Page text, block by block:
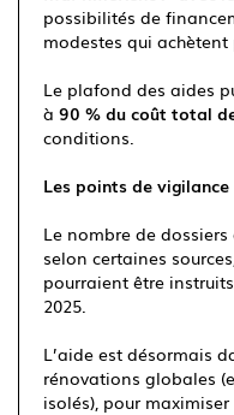
possibilités de
modestes qui achètent
Le plafond des aides
à 90 % du coût total
conditions.
Les points de vigilance
Le nombre de
selon certaines
pourraient être
2025.
L’aide est désormais
rénovations globales
isolés), pour